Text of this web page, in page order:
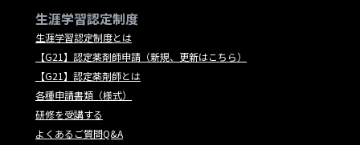
生涯学習認定制度
生涯学習認定制度とは
【G21】認定薬剤師申請（新規、更新はこちら）
【G21】認定薬剤師とは
各種申請書類（様式）
研修を受講する
よくあるご質問Q&A